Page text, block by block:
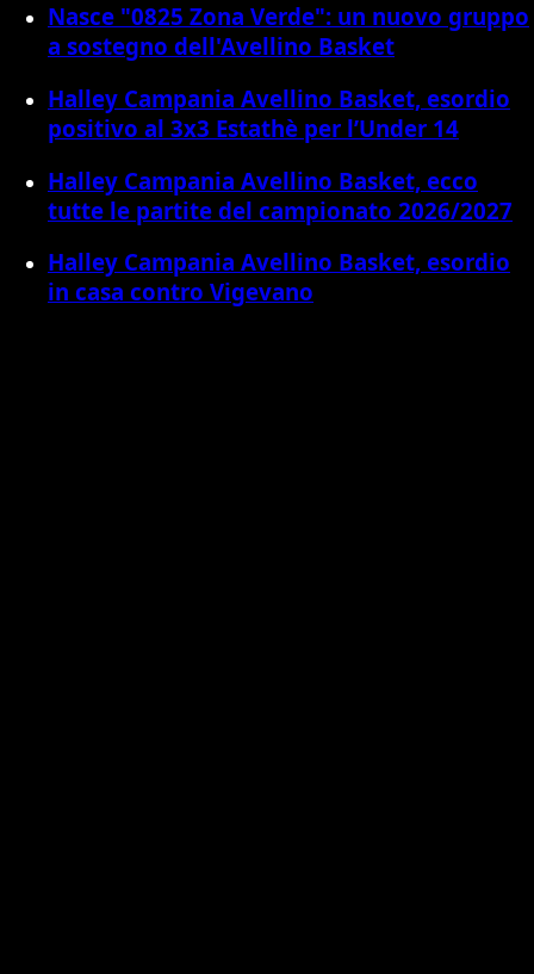
Nasce "0825 Zona Verde": un nuovo gruppo
a sostegno dell'Avellino Basket
Halley Campania Avellino Basket, esordio
positivo al 3x3 Estathè per l’Under 14
Halley Campania Avellino Basket, ecco
tutte le partite del campionato 2026/2027
Halley Campania Avellino Basket, esordio
in casa contro Vigevano